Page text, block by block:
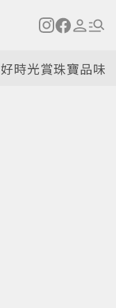
好時光賞珠寶品味